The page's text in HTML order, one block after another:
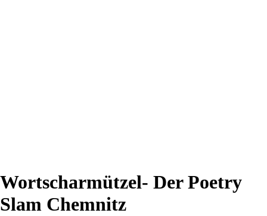
Wortscharmützel- Der Poetry
Slam Chemnitz